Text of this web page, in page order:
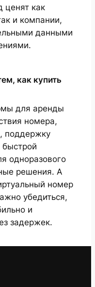
ценят как
и компании,
данными
как купить
для аренды
номера,
поддержку
одноразового
решения. А
номер
убедиться,
и
задержек.